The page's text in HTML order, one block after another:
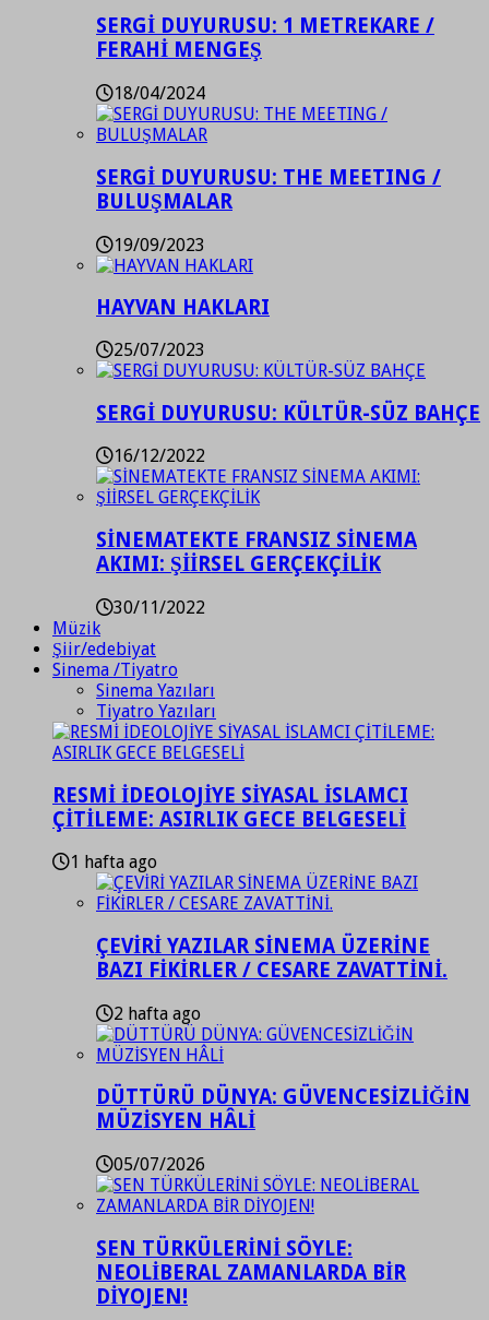
SERGİ DUYURUSU: 1 METREKARE /
FERAHİ MENGEŞ
18/04/2024
SERGİ DUYURUSU: THE MEETING /
BULUŞMALAR
19/09/2023
HAYVAN HAKLARI
25/07/2023
SERGİ DUYURUSU: KÜLTÜR-SÜZ BAHÇE
16/12/2022
SİNEMATEKTE FRANSIZ SİNEMA
AKIMI: ŞİİRSEL GERÇEKÇİLİK
30/11/2022
Müzik
Şiir/edebiyat
Sinema /Tiyatro
Sinema Yazıları
Tiyatro Yazıları
RESMİ İDEOLOJİYE SİYASAL İSLAMCI
ÇİTİLEME: ASIRLIK GECE BELGESELİ
1 hafta ago
ÇEVİRİ YAZILAR SİNEMA ÜZERİNE
BAZI FİKİRLER / CESARE ZAVATTİNİ.
2 hafta ago
DÜTTÜRÜ DÜNYA: GÜVENCESİZLİĞİN
MÜZİSYEN HÂLİ
05/07/2026
SEN TÜRKÜLERİNİ SÖYLE:
NEOLİBERAL ZAMANLARDA BİR
DİYOJEN!